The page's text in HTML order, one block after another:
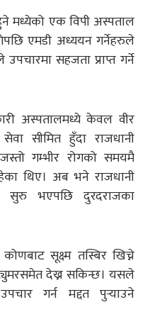
मध्येको एक विपी अस्पताल
एमडी अध्ययन गर्नेहरुले
सहजता प्राप्त गर्ने
अस्पतालमध्ये केवल वीर
सीमित हुँदा राजधानी
गम्भीर रोगको समयमै
थिए। अब भने राजधानी
सुरु भएपछि दुरदराजका
कोणबाट सूक्ष्म तस्बिर खिच्ने
देख्न सकिन्छ। यसले
गर्न मद्दत पुर्‍याउने